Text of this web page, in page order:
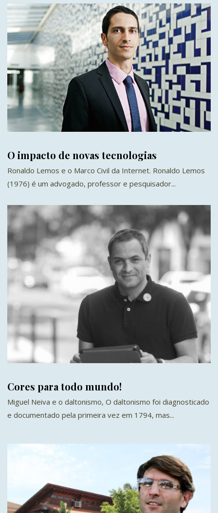
O impacto de novas tecnologias
Ronaldo Lemos e o Marco Civil da Internet. Ronaldo Lemos
(1976) é um advogado, professor e pesquisador...
Cores para todo mundo!
Miguel Neiva e o daltonismo, O daltonismo foi diagnosticado
e documentado pela primeira vez em 1794, mas...